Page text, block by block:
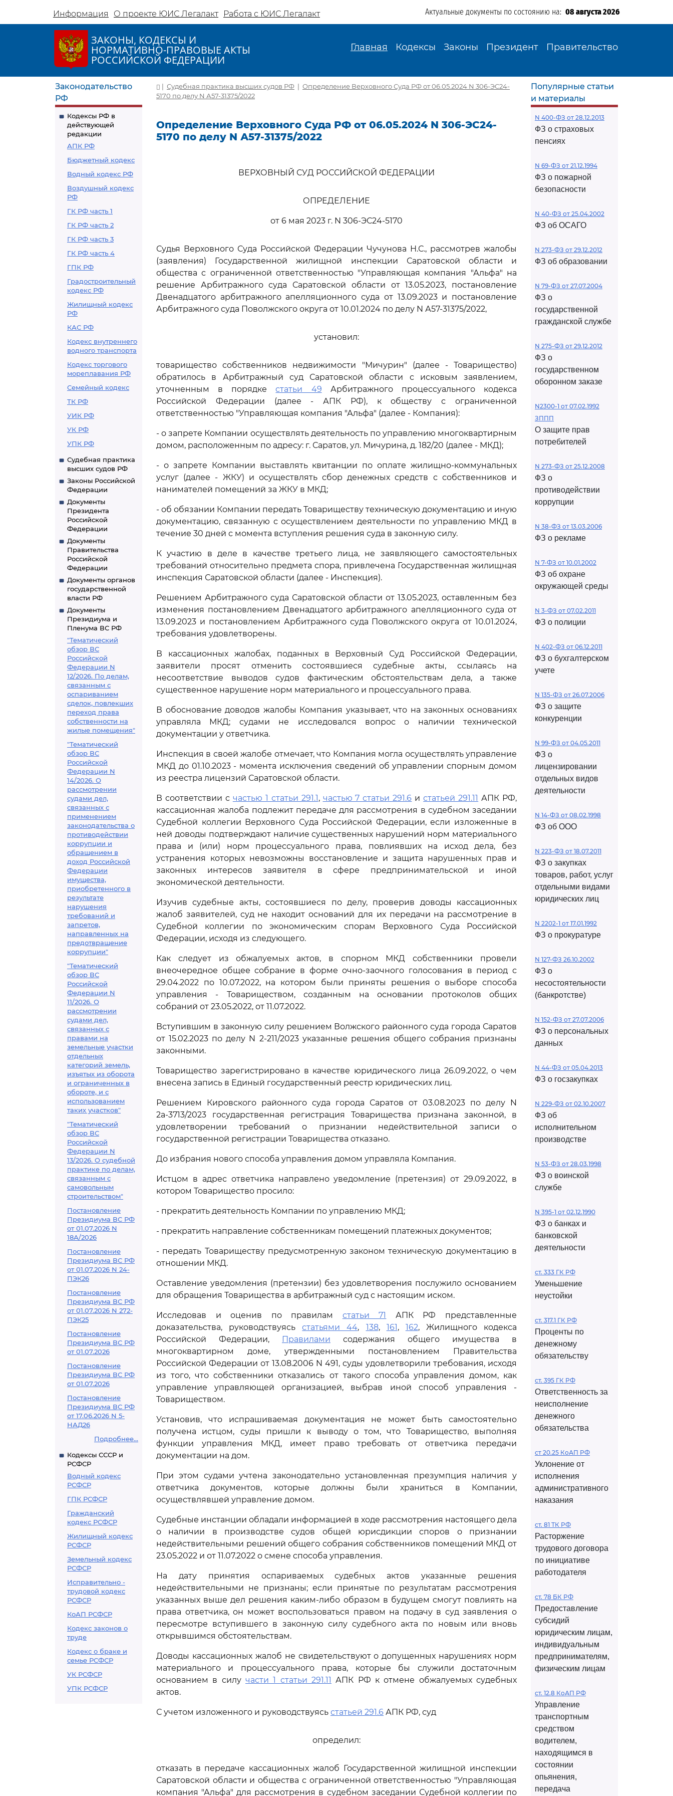
Информация О проекте ЮИС Легалакт Работа с ЮИС Легалакт Актуальные документы по состоянию на: 08 августа 2026
ЗАКОНЫ, КОДЕКСЫ И
НОРМАТИВНО-ПРАВОВЫЕ АКТЫ
РОССИЙСКОЙ ФЕДЕРАЦИИ
Главная Кодексы Законы Президент Правительство
Законодательство
РФ
Кодексы РФ в
действующей
редакции
АПК РФ
Бюджетный кодекс
Водный кодекс РФ
Воздушный кодекс
РФ
ГК РФ часть 1
ГК РФ часть 2
ГК РФ часть 3
ГК РФ часть 4
ГПК РФ
Градостроительный
кодекс РФ
Жилищный кодекс
РФ
КАС РФ
Кодекс внутреннего
водного транспорта
Кодекс торгового
мореплавания РФ
Семейный кодекс
ТК РФ
УИК РФ
УК РФ
УПК РФ
Судебная практика
высших судов РФ
Законы Российской
Федерации
Документы
Президента
Российской
Федерации
Документы
Правительства
Российской
Федерации
Документы органов
государственной
власти РФ
Документы
Президиума и
Пленума ВС РФ
"Тематический
обзор ВС
Российской
Федерации N
12/2026. По делам,
связанным с
оспариванием
сделок, повлекших
переход права
собственности на
жилые помещения"
"Тематический
обзор ВС
Российской
Федерации N
14/2026. О
рассмотрении
судами дел,
связанных с
применением
законодательства о
противодействии
коррупции и
обращением в
доход Российской
Федерации
имущества,
приобретенного в
результате
нарушения
требований и
запретов,
направленных на
предотвращение
коррупции"
"Тематический
обзор ВС
Российской
Федерации N
11/2026. О
рассмотрении
судами дел,
связанных с
правами на
земельные участки
отдельных
категорий земель,
изъятых из оборота
и ограниченных в
обороте, и с
использованием
таких участков"
"Тематический
обзор ВС
Российской
Федерации N
13/2026. О судебной
практике по делам,
связанным с
самовольным
строительством"
Постановление
Президиума ВС РФ
от 01.07.2026 N
18А/2026
Постановление
Президиума ВС РФ
от 01.07.2026 N 24-
ПЭК26
Постановление
Президиума ВС РФ
от 01.07.2026 N 272-
ПЭК25
Постановление
Президиума ВС РФ
от 01.07.2026
Постановление
Президиума ВС РФ
от 01.07.2026
Постановление
Президиума ВС РФ
от 17.06.2026 N 5-
НАД26
Подробнее...
Кодексы СССР и
РСФСР
Водный кодекс
РСФСР
ГПК РСФСР
Гражданский
кодекс РСФСР
Жилищный кодекс
РСФСР
Земельный кодекс
РСФСР
Исправительно -
трудовой кодекс
РСФСР
КоАП РСФСР
Кодекс законов о
труде
Кодекс о браке и
семье РСФСР
УК РСФСР
УПК РСФСР
| Судебная практика высших судов РФ | Определение Верховного Суда РФ от 06.05.2024 N 306-ЭС24-
5170 по делу N А57-31375/2022
Определение Верховного Суда РФ от 06.05.2024 N 306-ЭС24-
5170 по делу N А57-31375/2022
ВЕРХОВНЫЙ СУД РОССИЙСКОЙ ФЕДЕРАЦИИ
ОПРЕДЕЛЕНИЕ
от 6 мая 2023 г. N 306-ЭС24-5170
Судья Верховного Суда Российской Федерации Чучунова Н.С., рассмотрев жалобы
(заявления) Государственной жилищной инспекции Саратовской области и
общества с ограниченной ответственностью "Управляющая компания "Альфа" на
решение Арбитражного суда Саратовской области от 13.05.2023, постановление
Двенадцатого арбитражного апелляционного суда от 13.09.2023 и постановление
Арбитражного суда Поволжского округа от 10.01.2024 по делу N А57-31375/2022,
установил:
товарищество собственников недвижимости "Мичурин" (далее - Товарищество)
обратилось в Арбитражный суд Саратовской области с исковым заявлением,
уточненным в порядкестатьи 49 Арбитражного процессуального кодекса
Российской Федерации (далее - АПК РФ), к обществу с ограниченной
ответственностью "Управляющая компания "Альфа" (далее - Компания):
- о запрете Компании осуществлять деятельность по управлению многоквартирным
домом, расположенным по адресу: г. Саратов, ул. Мичурина, д. 182/20 (далее - МКД);
- о запрете Компании выставлять квитанции по оплате жилищно-коммунальных
услуг (далее - ЖКУ) и осуществлять сбор денежных средств с собственников и
нанимателей помещений за ЖКУ в МКД;
- об обязании Компании передать Товариществу техническую документацию и иную
документацию, связанную с осуществлением деятельности по управлению МКД в
течение 30 дней с момента вступления решения суда в законную силу.
К участию в деле в качестве третьего лица, не заявляющего самостоятельных
требований относительно предмета спора, привлечена Государственная жилищная
инспекция Саратовской области (далее - Инспекция).
Решением Арбитражного суда Саратовской области от 13.05.2023, оставленным без
изменения постановлением Двенадцатого арбитражного апелляционного суда от
13.09.2023 и постановлением Арбитражного суда Поволжского округа от 10.01.2024,
требования удовлетворены.
В кассационных жалобах, поданных в Верховный Суд Российской Федерации,
заявители просят отменить состоявшиеся судебные акты, ссылаясь на
несоответствие выводов судов фактическим обстоятельствам дела, а также
существенное нарушение норм материального и процессуального права.
В обоснование доводов жалобы Компания указывает, что на законных основаниях
управляла МКД; судами не исследовался вопрос о наличии технической
документации у ответчика.
Инспекция в своей жалобе отмечает, что Компания могла осуществлять управление
МКД до 01.10.2023 - момента исключения сведений об управлении спорным домом
из реестра лицензий Саратовской области.
В соответствии с частью 1 статьи 291.1, частью 7 статьи 291.6 истатьей 291.11 АПК РФ,
кассационная жалоба подлежит передаче для рассмотрения в судебном заседании
Судебной коллегии Верховного Суда Российской Федерации, если изложенные в
ней доводы подтверждают наличие существенных нарушений норм материального
права и (или) норм процессуального права, повлиявших на исход дела, без
устранения которых невозможны восстановление и защита нарушенных прав и
законных интересов заявителя в сфере предпринимательской и иной
экономической деятельности.
Изучив судебные акты, состоявшиеся по делу, проверив доводы кассационных
жалоб заявителей, суд не находит оснований для их передачи на рассмотрение в
Судебной коллегии по экономическим спорам Верховного Суда Российской
Федерации, исходя из следующего.
Как следует из обжалуемых актов, в спорном МКД собственники провели
внеочередное общее собрание в форме очно-заочного голосования в период с
29.04.2022 по 10.07.2022, на котором были приняты решения о выборе способа
управления - Товариществом, созданным на основании протоколов общих
собраний от 23.05.2022, от 11.07.2022.
Вступившим в законную силу решением Волжского районного суда города Саратов
от 15.02.2023 по делу N 2-211/2023 указанные решения общего собрания признаны
законными.
Товарищество зарегистрировано в качестве юридического лица 26.09.2022, о чем
внесена запись в Единый государственный реестр юридических лиц.
Решением Кировского районного суда города Саратов от 03.08.2023 по делу N
2а-3713/2023 государственная регистрация Товарищества признана законной, в
удовлетворении требований о признании недействительной записи о
государственной регистрации Товарищества отказано.
До избрания нового способа управления домом управляла Компания.
Истцом в адрес ответчика направлено уведомление (претензия) от 29.09.2022, в
котором Товарищество просило:
- прекратить деятельность Компании по управлению МКД;
- прекратить направление собственникам помещений платежных документов;
- передать Товариществу предусмотренную законом техническую документацию в
отношении МКД.
Оставление уведомления (претензии) без удовлетворения послужило основанием
для обращения Товарищества в арбитражный суд с настоящим иском.
Исследовав и оценив по правилам статьи 71
АПК РФ представленные
доказательства, руководствуясьстатьями 44, 138, 161, 162, Жилищного кодекса
Российской Федерации,
Правилами содержания общего имущества в
многоквартирном доме, утвержденными постановлением Правительства
Российской Федерации от 13.08.2006 N 491, суды удовлетворили требования, исходя
из того, что собственники отказались от такого способа управления домом, как
управление управляющей организацией, выбрав иной способ управления -
Товариществом.
Установив, что испрашиваемая документация не может быть самостоятельно
получена истцом, суды пришли к выводу о том, что Товарищество, выполняя
функции управления МКД, имеет право требовать от ответчика передачи
документации на дом.
При этом судами учтена законодательно установленная презумпция наличия у
ответчика документов, которые должны были храниться в Компании,
осуществлявшей управление домом.
Судебные инстанции обладали информацией в ходе рассмотрения настоящего дела
о наличии в производстве судов общей юрисдикции споров о признании
недействительными решений общего собрания собственников помещений МКД от
23.05.2022 и от 11.07.2022 о смене способа управления.
На дату принятия оспариваемых судебных актов указанные решения
недействительными не признаны; если принятые по результатам рассмотрения
указанных выше дел решения каким-либо образом в будущем смогут повлиять на
права ответчика, он может воспользоваться правом на подачу в суд заявления о
пересмотре вступившего в законную силу судебного акта по новым или вновь
открывшимся обстоятельствам.
Доводы кассационных жалоб не свидетельствуют о допущенных нарушениях норм
материального и процессуального права, которые бы служили достаточным
основанием в силу части 1 статьи 291.11 АПК РФ к отмене обжалуемых судебных
актов.
С учетом изложенного и руководствуясь статьей 291.6 АПК РФ, суд
определил:
отказать в передаче кассационных жалоб Государственной жилищной инспекции
Саратовской области и общества с ограниченной ответственностью "Управляющая
компания "Альфа" для рассмотрения в судебном заседании Судебной коллегии по
Популярные статьи
и материалы
N 400-ФЗ от 28.12.2013
ФЗ о страховых
пенсиях
N 69-ФЗ от 21.12.1994
ФЗ о пожарной
безопасности
N 40-ФЗ от 25.04.2002
ФЗ об ОСАГО
N 273-ФЗ от 29.12.2012
ФЗ об образовании
N 79-ФЗ от 27.07.2004
ФЗ о
государственной
гражданской службе
N 275-ФЗ от 29.12.2012
ФЗ о
государственном
оборонном заказе
N2300-1 от 07.02.1992
ЗППП
О защите прав
потребителей
N 273-ФЗ от 25.12.2008
ФЗ о
противодействии
коррупции
N 38-ФЗ от 13.03.2006
ФЗ о рекламе
N 7-ФЗ от 10.01.2002
ФЗ об охране
окружающей среды
N 3-ФЗ от 07.02.2011
ФЗ о полиции
N 402-ФЗ от 06.12.2011
ФЗ о бухгалтерском
учете
N 135-ФЗ от 26.07.2006
ФЗ о защите
конкуренции
N 99-ФЗ от 04.05.2011
ФЗ о
лицензировании
отдельных видов
деятельности
N 14-ФЗ от 08.02.1998
ФЗ об ООО
N 223-ФЗ от 18.07.2011
ФЗ о закупках
товаров, работ, услуг
отдельными видами
юридических лиц
N 2202-1 от 17.01.1992
ФЗ о прокуратуре
N 127-ФЗ 26.10.2002
ФЗ о
несостоятельности
(банкротстве)
N 152-ФЗ от 27.07.2006
ФЗ о персональных
данных
N 44-ФЗ от 05.04.2013
ФЗ о госзакупках
N 229-ФЗ от 02.10.2007
ФЗ об
исполнительном
производстве
N 53-ФЗ от 28.03.1998
ФЗ о воинской
службе
N 395-1 от 02.12.1990
ФЗ о банках и
банковской
деятельности
ст. 333 ГК РФ
Уменьшение
неустойки
ст. 317.1 ГК РФ
Проценты по
денежному
обязательству
ст. 395 ГК РФ
Ответственность за
неисполнение
денежного
обязательства
ст 20.25 КоАП РФ
Уклонение от
исполнения
административного
наказания
ст. 81 ТК РФ
Расторжение
трудового договора
по инициативе
работодателя
ст. 78 БК РФ
Предоставление
субсидий
юридическим лицам,
индивидуальным
предпринимателям,
физическим лицам
ст. 12.8 КоАП РФ
Управление
транспортным
средством
водителем,
находящимся в
состоянии
опьянения,
передача